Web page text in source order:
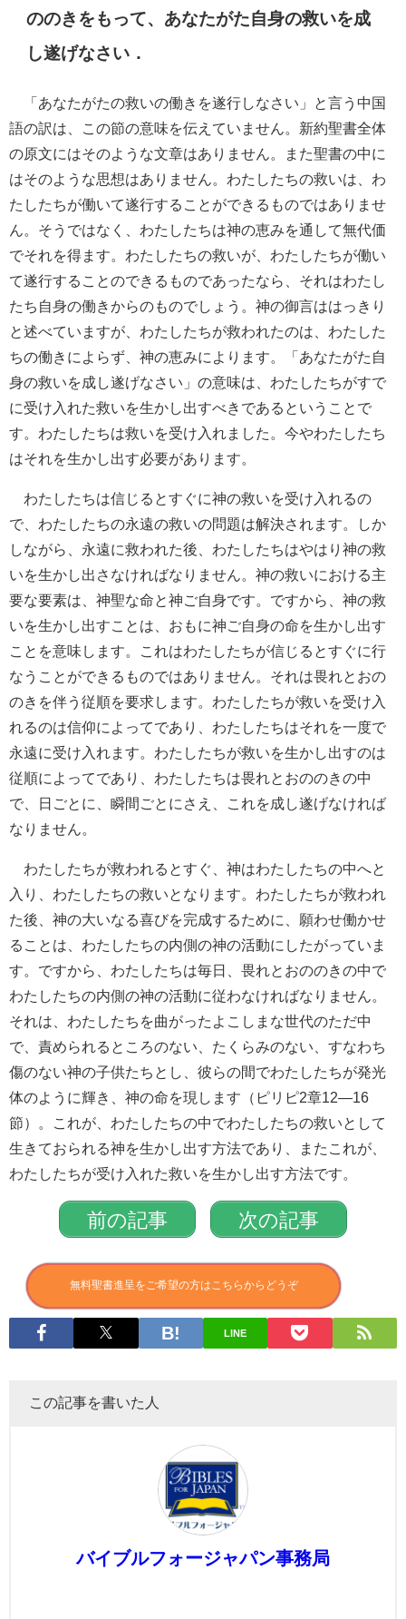
ののきをもって、あなたがた自身の救いを成
し遂げなさい．
「あなたがたの救いの働きを遂行しなさい」と言う中国
語の訳は、この節の意味を伝えていません。新約聖書全体
の原文にはそのような文章はありません。また聖書の中に
はそのような思想はありません。わたしたちの救いは、わ
たしたちが働いて遂行することができるものではありませ
ん。そうではなく、わたしたちは神の恵みを通して無代価
でそれを得ます。わたしたちの救いが、わたしたちが働い
て遂行することのできるものであったなら、それはわたし
たち自身の働きからのものでしょう。神の御言ははっきり
と述べていますが、わたしたちが救われたのは、わたした
ちの働きによらず、神の恵みによります。「あなたがた自
身の救いを成し遂げなさい」の意味は、わたしたちがすで
に受け入れた救いを生かし出すべきであるということで
す。わたしたちは救いを受け入れました。今やわたしたち
はそれを生かし出す必要があります。
わたしたちは信じるとすぐに神の救いを受け入れるの
で、わたしたちの永遠の救いの問題は解決されます。しか
しながら、永遠に救われた後、わたしたちはやはり神の救
いを生かし出さなければなりません。神の救いにおける主
要な要素は、神聖な命と神ご自身です。ですから、神の救
いを生かし出すことは、おもに神ご自身の命を生かし出す
ことを意味します。これはわたしたちが信じるとすぐに行
なうことができるものではありません。それは畏れとおの
のきを伴う従順を要求します。わたしたちが救いを受け入
れるのは信仰によってであり、わたしたちはそれを一度で
永遠に受け入れます。わたしたちが救いを生かし出すのは
従順によってであり、わたしたちは畏れとおののきの中
で、日ごとに、瞬間ごとにさえ、これを成し遂げなければ
なりません。
わたしたちが救われるとすぐ、神はわたしたちの中へと
入り、わたしたちの救いとなります。わたしたちが救われ
た後、神の大いなる喜びを完成するために、願わせ働かせ
ることは、わたしたちの内側の神の活動にしたがっていま
す。ですから、わたしたちは毎日、畏れとおののきの中で
わたしたちの内側の神の活動に従わなければなりません。
それは、わたしたちを曲がったよこしまな世代のただ中
で、責められるところのない、たくらみのない、すなわち
傷のない神の子供たちとし、彼らの間でわたしたちが発光
体のように輝き、神の命を現します（ピリピ2章12―16
節）。これが、わたしたちの中でわたしたちの救いとして
生きておられる神を生かし出す方法であり、またこれが、
わたしたちが受け入れた救いを生かし出す方法です。
前の記事 次の記事
無料聖書進呈をご希望の方はこちらからどうぞ
LINE
この記事を書いた人
バイブルフォージャパン事務局